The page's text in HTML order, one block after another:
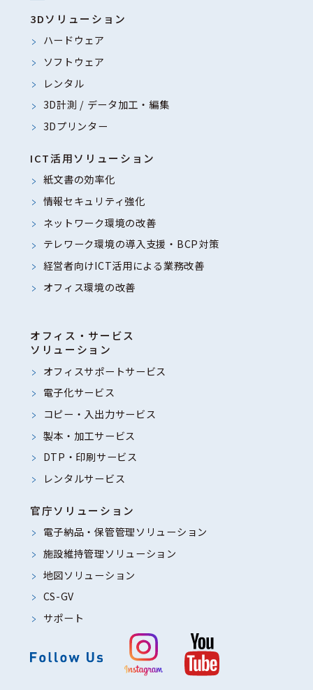
3Dソリューション
ハードウェア
ソフトウェア
レンタル
3D計測 / データ加工・編集
3Dプリンター
ICT活用ソリューション
紙文書の効率化
情報セキュリティ強化
ネットワーク環境の改善
テレワーク環境の導入支援・BCP対策
経営者向けICT活用による業務改善
オフィス環境の改善
オフィス・サービス
ソリューション
オフィスサポートサービス
電子化サービス
コピー・入出力サービス
製本・加工サービス
DTP・印刷サービス
レンタルサービス
官庁ソリューション
電子納品・保管管理ソリューション
施設維持管理ソリューション
地図ソリューション
CS-GV
サポート